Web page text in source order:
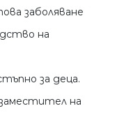
заболяване
на
зa дeцa.
нa